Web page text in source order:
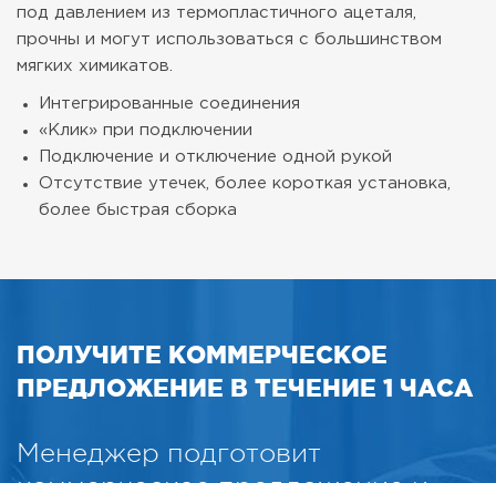
под давлением из термопластичного ацеталя,
прочны и могут использоваться с большинством
мягких химикатов.
Интегрированные соединения
«Клик» при подключении
Подключение и отключение одной рукой
Отсутствие утечек, более короткая установка,
более быстрая сборка
ПОЛУЧИТЕ КОММЕРЧЕСКОЕ
ПРЕДЛОЖЕНИЕ В ТЕЧЕНИЕ 1 ЧАСА
Менеджер подготовит